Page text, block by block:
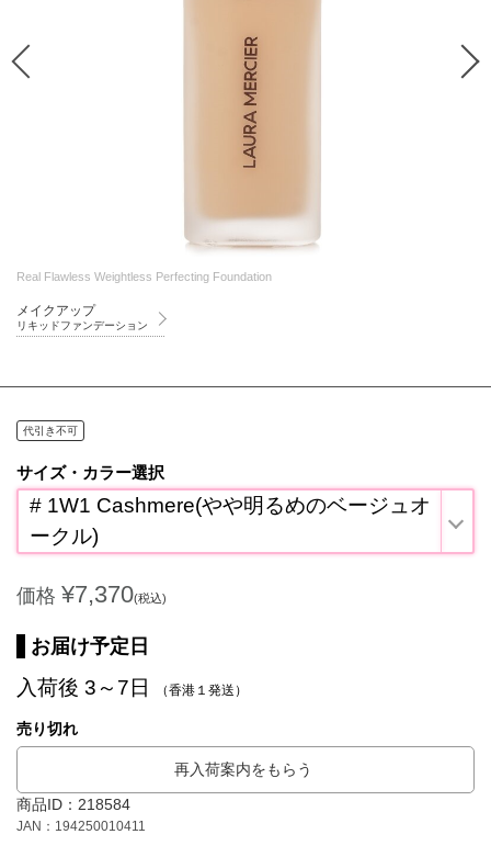
Real Flawless Weightless Perfecting Foundation
メイクアップ
リキッドファンデーション
代引き不可
サイズ・カラー選択
# 1W1 Cashmere(やや明るめのベージュオ
ークル)
価格 ¥7,370(税込)
お届け予定日
入荷後 3～7日 （香港１発送）
売り切れ
再入荷案内をもらう
商品ID：218584
JAN：194250010411